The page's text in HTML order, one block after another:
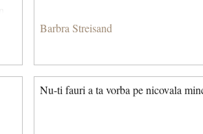
Barbra Streisand
Nu-ti fauri a ta vorba pe nicovala